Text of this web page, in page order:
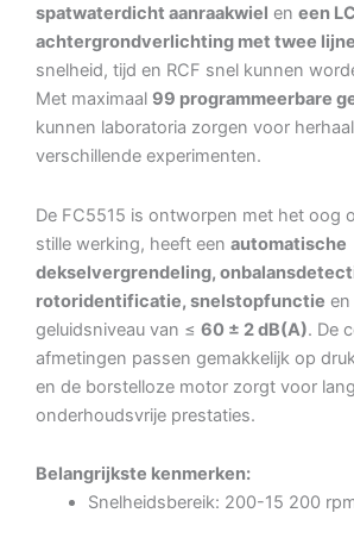
spatwaterdicht aanraakwiel en een
achtergrondverlichting met twee
snelheid, tijd en RCF snel kunnen
Met maximaal 99 programmeerbare
kunnen laboratoria zorgen voor
verschillende experimenten.
De FC5515 is ontworpen met het oog
stille werking, heeft een automatische
dekselvergrendeling,
rotoridentificatie, snelstopfunctie
geluidsniveau van ≤ 60 ± 2 dB(A). De
afmetingen passen gemakkelijk op
en de borstelloze motor zorgt voor
onderhoudsvrije prestaties.
Belangrijkste kenmerken:
Snelheidsbereik: 200-15 200